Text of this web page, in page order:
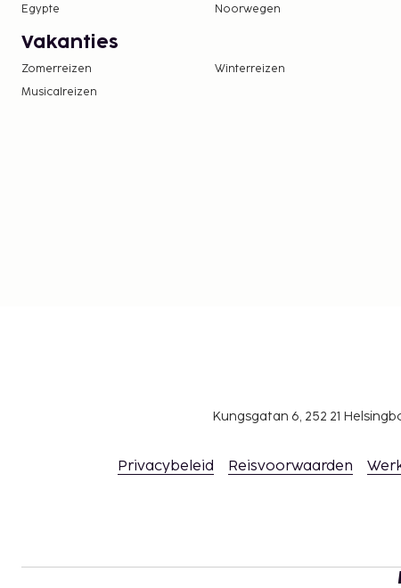
Egypte
Noorwegen
Vakanties
Zomerreizen Winterreizen
Musicalreizen
Kungsgatan 6, 252 21
Privacybeleid Reisvoorwaarden